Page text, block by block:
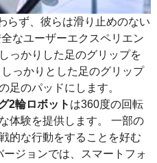
らず、彼らは滑り止めのない
なユーザーエクスペリエン
っかりした足のグリップを
っかりとした足のグリップ
足のパッドにします。
2輪ロボット は360度の回転
体験を提供します。 一部の
的な行動をすることを好む
ジョンでは、スマートフォ